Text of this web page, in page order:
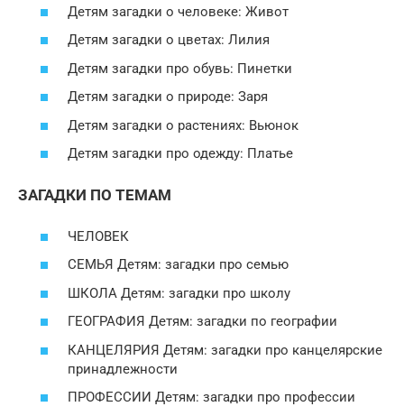
Детям загадки о человеке: Живот
Детям загадки о цветах: Лилия
Детям загадки про обувь: Пинетки
Детям загадки о природе: Заря
Детям загадки о растениях: Вьюнок
Детям загадки про одежду: Платье
ЗАГАДКИ ПО ТЕМАМ
ЧЕЛОВЕК
СЕМЬЯ Детям: загадки про семью
ШКОЛА Детям: загадки про школу
ГЕОГРАФИЯ Детям: загадки по географии
КАНЦЕЛЯРИЯ Детям: загадки про канцелярские
принадлежности
ПРОФЕССИИ Детям: загадки про профессии